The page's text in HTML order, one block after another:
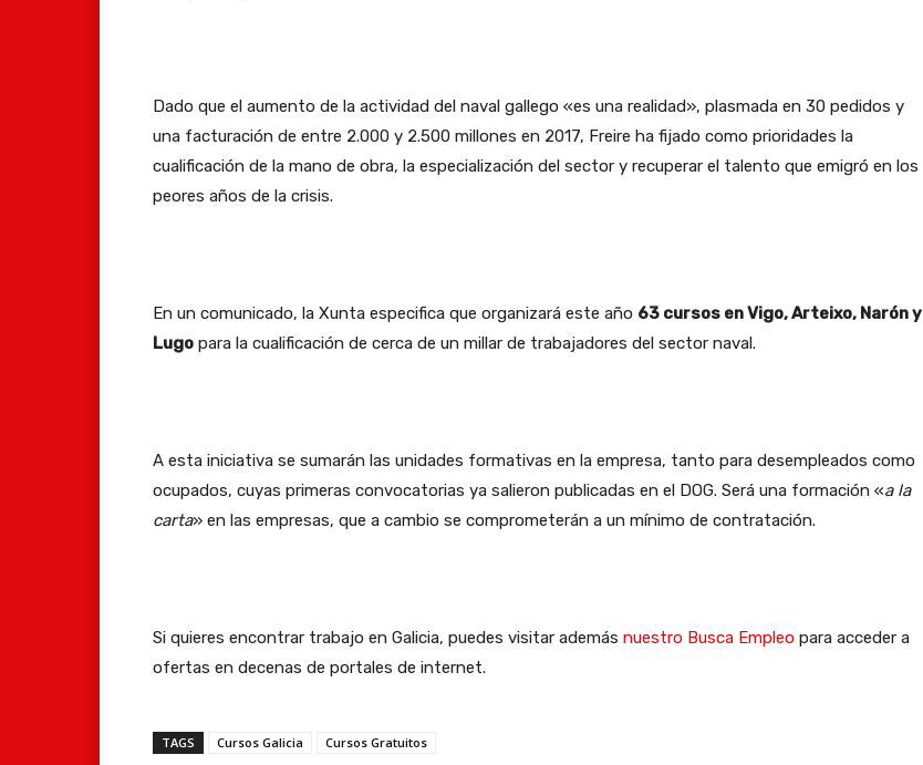
Dado que el aumento de la actividad del naval gallego «es una realidad», plasmada en 30 pedidos y
una facturación de entre 2.000 y 2.500 millones en 2017, Freire ha fijado como prioridades la
cualificación de la mano de obra, la especialización del sector y recuperar el talento que emigró en los
peores años de la crisis.
En un comunicado, la Xunta especifica que organizará este año 63 cursos en Vigo, Arteixo, Narón y
Lugo para la cualificación de cerca de un millar de trabajadores del sector naval.
A esta iniciativa se sumarán las unidades formativas en la empresa, tanto para desempleados como
ocupados, cuyas primeras convocatorias ya salieron publicadas en el DOG. Será una formación «a la
carta» en las empresas, que a cambio se comprometerán a un mínimo de contratación.
Si quieres encontrar trabajo en Galicia, puedes visitar además nuestro Busca Empleo para acceder a
ofertas en decenas de portales de internet.
TAGS Cursos Galicia Cursos Gratuitos